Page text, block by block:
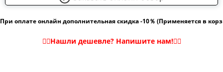
При оплате онлайн дополнительная скидка -10％ (Применяется в